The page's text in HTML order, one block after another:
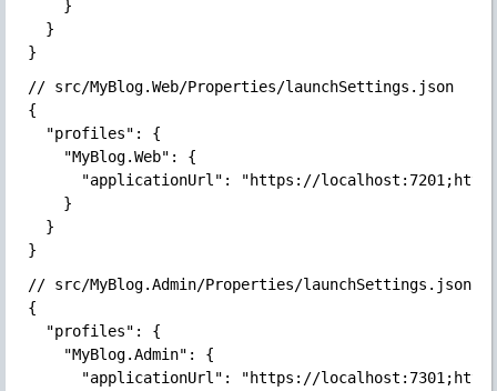
    }
  }
// src/MyBlog.Web/Properties/launchSettings.json
{
  "profiles": {
    "MyBlog.Web": {
"applicationUrl": "https://
    }
  }
// src/MyBlog.Admin/Properties/launchSettings.json
{
  "profiles": {
    "MyBlog.Admin": {
"applicationUrl": "https://